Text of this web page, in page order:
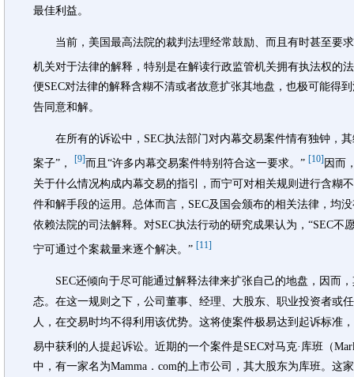
最佳利益。
当前，美国最高法院的裁判法理经常鼓励、而且有时甚至要
机关对于法律的解释，特别是在解读行政监管机关拥有执法权的
便SEC对法律的解释含糊不清或者故意扩张其地盘，也极可能得
告同意和解。
在所有的诉讼中，SEC执法部门对内幕交易案件情有独钟，其
案子”， [9] 而且“许多内幕交易案件特别符合这一要求。” [10] 因而
关于什么情况构成内幕交易的指引，而宁可对相关规则进行含糊
件和解手段的运用。总体而言，SEC及国会颁布的相关法律，均
依赖法院的司法解释。对SEC执法行动的研究成果认为，“SEC不
宁可通过个案裁量来逐个解决。” [11]
SEC还倾向于尽可能通过解释法律来扩张自己的地盘，因而，
态。在这一规则之下，公司董事、经理、大股东、职业投资者或
人，在交易时均不得利用该优势。这将使案件极易达到起诉标准
易中获利的人提起诉讼。近期的一个案件是SEC对马克·库班（
中，有一家名为Mamma．com的上市公司，其大股东为库班。这